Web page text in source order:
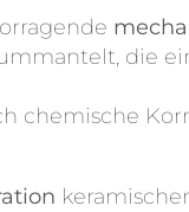
die
chemische